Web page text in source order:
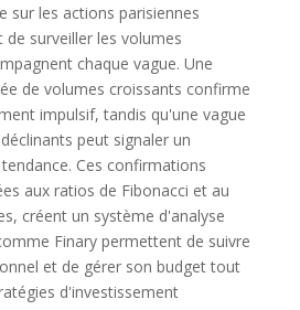
sur les actions parisiennes
surveiller les volumes
chaque vague. Une
de volumes croissants confirme
impulsif, tandis qu'une vague
peut signaler un
Ces confirmations
aux ratios de Fibonacci et au
créent un système d'analyse
Finary permettent de suivre
et de gérer son budget tout
d'investissement